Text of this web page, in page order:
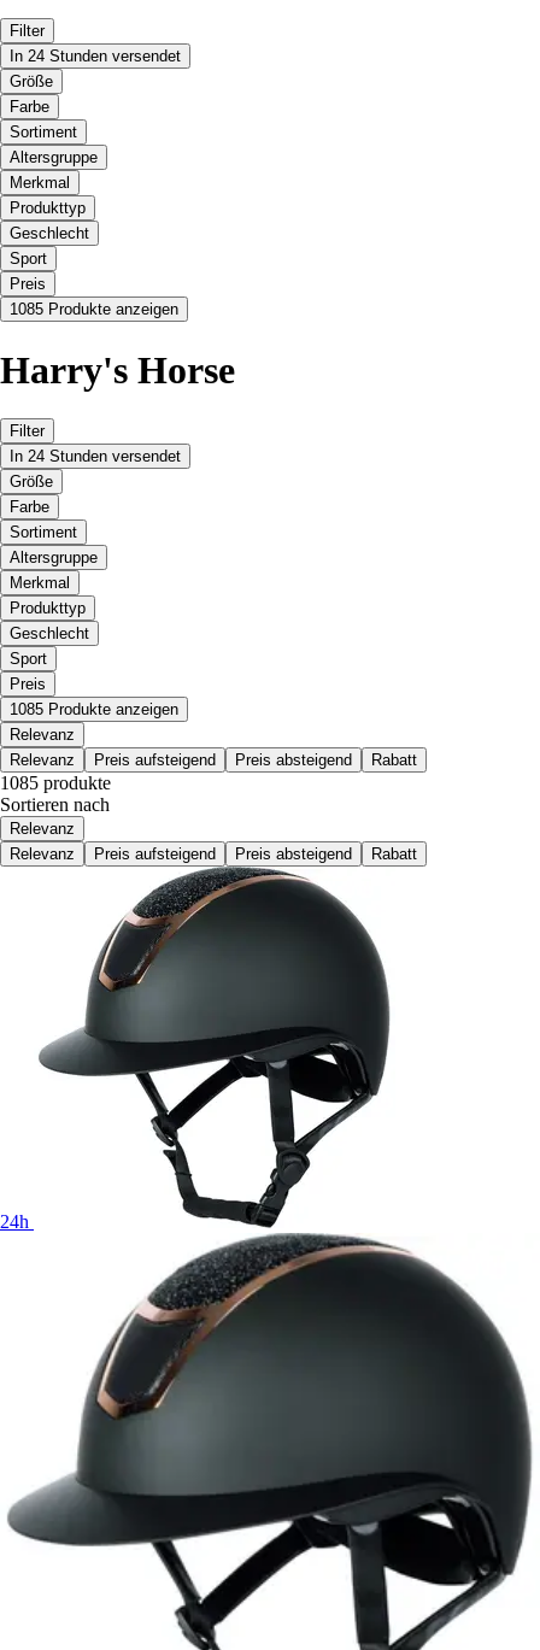
Filter
In 24 Stunden versendet
Größe
Farbe
Sortiment
Altersgruppe
Merkmal
Produkttyp
Geschlecht
Sport
Preis
1085 Produkte anzeigen
Harry's Horse
Filter
In 24 Stunden versendet
Größe
Farbe
Sortiment
Altersgruppe
Merkmal
Produkttyp
Geschlecht
Sport
Preis
1085 Produkte anzeigen
Relevanz
Relevanz
Preis aufsteigend Preis absteigend Rabatt
1085 produkte
Sortieren nach
Relevanz
Relevanz
Preis aufsteigend Preis absteigend Rabatt
24h